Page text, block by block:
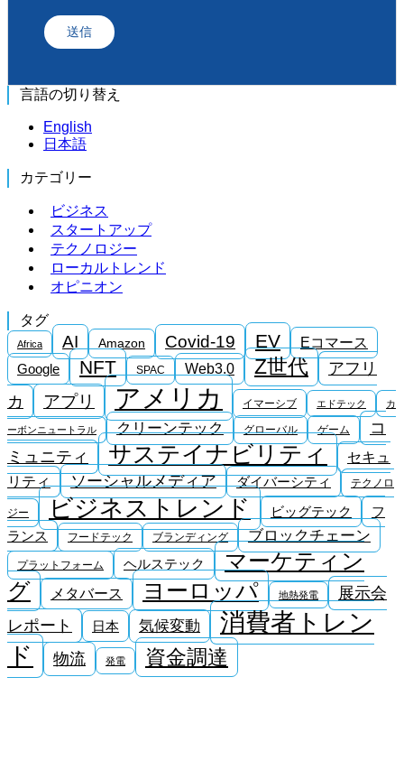
送信
言語の切り替え
English
日本語
カテゴリー
ビジネス
スタートアップ
テクノロジー
ローカルトレンド
オピニオン
タグ
Africa AI Amazon Covid-19 EV
Eコマース
Google
NFT SPAC Web3.0 Z世代
アフリ
カ
アプリ アメリカ イマーシブ エドテック カ
ーボンニュートラル クリーンテック グローバル ゲーム
コ
ミュニティ
サステイナビリティ
セキュ
リティ
ソーシャルメディア ダイバーシティ テクノロ
ジー ビジネストレンド ビッグテック
フ
ランス
フードテック ブランディング ブロックチェーン
プラットフォーム ヘルステック
マーケティン
グ
メタバース ヨーロッパ 地熱発電
展示会
レポート
日本 気候変動
消費者トレン
ド
物流 発電 資金調達